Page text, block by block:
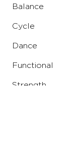
Balance
Cycle
Dance
Functional
Strength